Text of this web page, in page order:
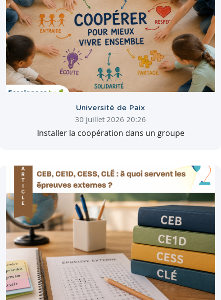
Université de Paix
30 juillet 2026 20:26
Installer la coopération dans un groupe